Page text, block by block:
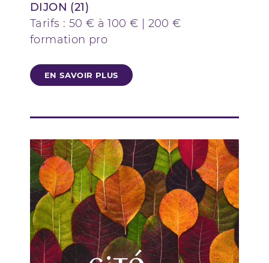
DIJON (21)
Tarifs : 50 € à 100 € | 200 €
formation pro
EN SAVOIR PLUS